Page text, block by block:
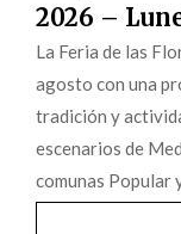
2026 –
La Feria de las
agosto con una
tradición y
escenarios de
comunas Popular